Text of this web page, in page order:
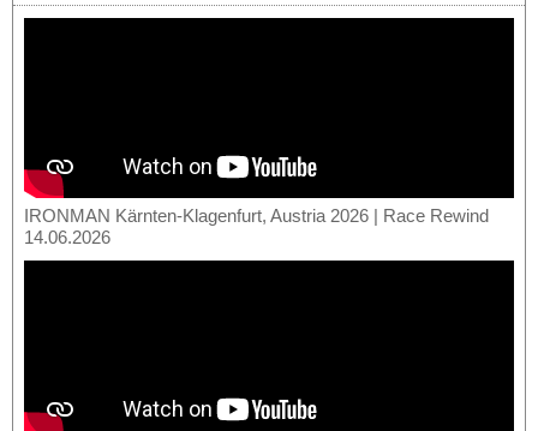
IRONMAN Kärnten-Klagenfurt, Austria 2026 | Race Rewind
14.06.2026